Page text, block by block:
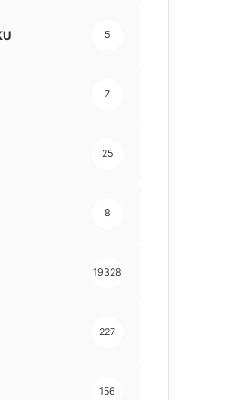
5
7
25
8
19328
227
156